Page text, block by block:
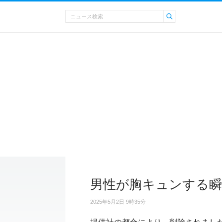
男性が胸キュンする
2025年5月2日 9時35分